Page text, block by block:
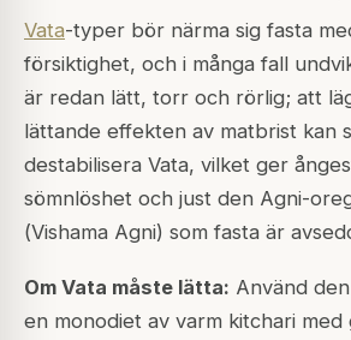
Vata-typer bör närma sig fasta
försiktighet, och i många fall
är redan lätt, torr och rörlig; att
lättande effekten av matbrist kan
destabilisera Vata, vilket ger
sömnlöshet och just den Agni-
(Vishama Agni) som fasta är
Om Vata måste lätta: Använd
en monodiet av varm kitchari